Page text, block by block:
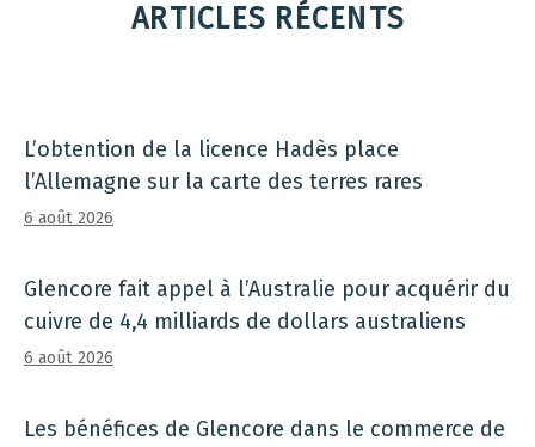
ARTICLES RÉCENTS
L’obtention de la licence Hadès place
l’Allemagne sur la carte des terres rares
6 août 2026
Glencore fait appel à l’Australie pour acquérir du
cuivre de 4,4 milliards de dollars australiens
6 août 2026
Les bénéfices de Glencore dans le commerce de